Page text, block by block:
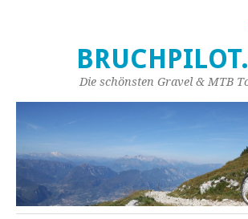
Die schönsten Gravel & MTB